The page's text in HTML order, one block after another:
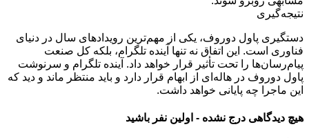
نتیجه‌گیری
دستگیری پاول دوروف، یکی از مهم‌ترین رویدادهای سال در دنیای
فناوری است. این اتفاق نه تنها آینده تلگرام، بلکه کل صنعت
پیام‌رسان‌ها را تحت تأثیر قرار خواهد داد. آینده تلگرام و سرنوشت
پاول دوروف در هاله‌ای از ابهام قرار دارد و باید منتظر ماند و دید که
این ماجرا چه پایانی خواهد داشت.
هیچ دیدگاهی درج نشده - اولین نفر باشید